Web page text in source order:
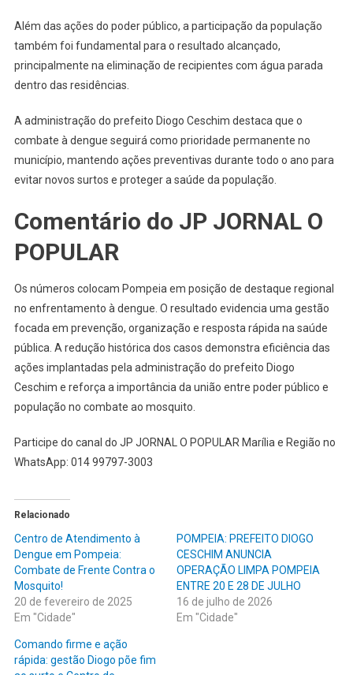
Além das ações do poder público, a participação da população
também foi fundamental para o resultado alcançado,
principalmente na eliminação de recipientes com água parada
dentro das residências.
A administração do prefeito Diogo Ceschim destaca que o
combate à dengue seguirá como prioridade permanente no
município, mantendo ações preventivas durante todo o ano para
evitar novos surtos e proteger a saúde da população.
Comentário do JP JORNAL O
POPULAR
Os números colocam Pompeia em posição de destaque regional
no enfrentamento à dengue. O resultado evidencia uma gestão
focada em prevenção, organização e resposta rápida na saúde
pública. A redução histórica dos casos demonstra eficiência das
ações implantadas pela administração do prefeito Diogo
Ceschim e reforça a importância da união entre poder público e
população no combate ao mosquito.
Participe do canal do JP JORNAL O POPULAR Marília e Região no
WhatsApp: 014 99797-3003
Relacionado
Centro de Atendimento à
Dengue em Pompeia:
Combate de Frente Contra o
Mosquito!
20 de fevereiro de 2025
Em "Cidade"
POMPEIA: PREFEITO DIOGO
CESCHIM ANUNCIA
OPERAÇÃO LIMPA POMPEIA
ENTRE 20 E 28 DE JULHO
16 de julho de 2026
Em "Cidade"
Comando firme e ação
rápida: gestão Diogo põe fim